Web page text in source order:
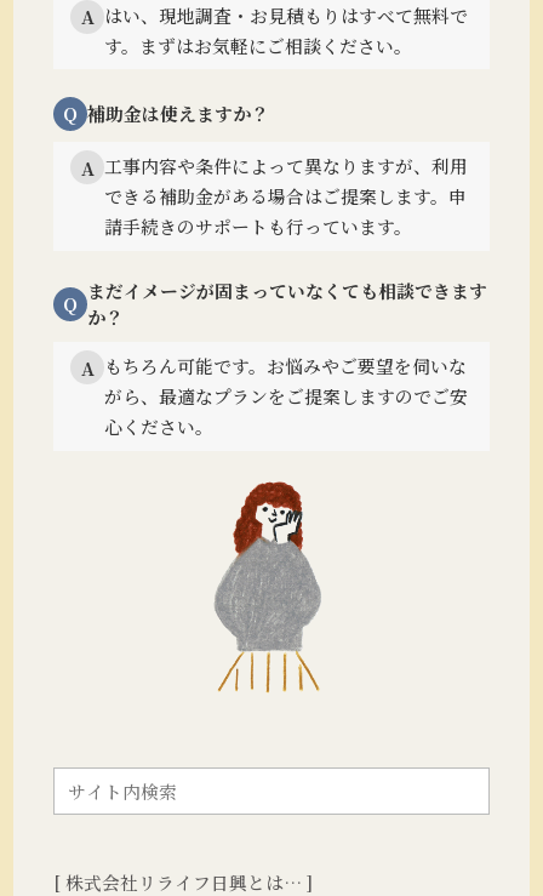
A はい、現地調査・お見積もりはすべて無料で
す。まずはお気軽にご相談ください。
Q 補助金は使えますか？
A 工事内容や条件によって異なりますが、利用
できる補助金がある場合はご提案します。 申
請手続きのサポートも行っています。
Q
まだイメージが固まっていなくても相談できます
か？
A もちろん可能です。 お悩みやご要望を伺いな
がら、最適なプランをご提案しますのでご安
心ください。
[ 株式会社リライフ日興とは… ]